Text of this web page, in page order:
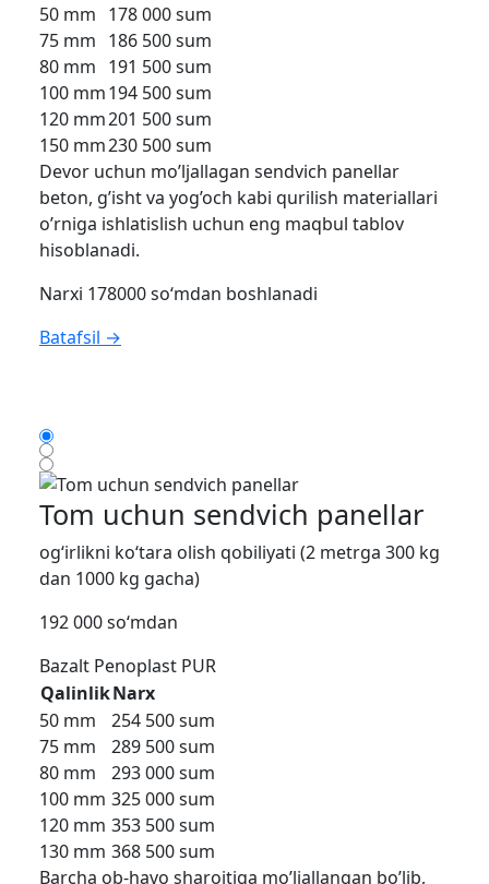
50 mm 178 000 sum
75 mm 186 500 sum
80 mm 191 500 sum
100 mm194 500 sum
120 mm201 500 sum
150 mm230 500 sum
Devor uchun mo’ljallagan sendvich panellar
beton, g’isht va yog’och kabi qurilish materiallari
o’rniga ishlatislish uchun eng maqbul tablov
hisoblanadi.
Narxi 178000 so‘mdan boshlanadi
Batafsil →
Tom uchun sendvich panellar
og‘irlikni ko‘tara olish qobiliyati (2 metrga 300 kg
dan 1000 kg gacha)
192 000 so‘mdan
Bazalt Penoplast PUR
QalinlikNarx
50 mm
254 500 sum
75 mm
289 500 sum
80 mm
293 000 sum
100 mm 325 000 sum
120 mm 353 500 sum
130 mm 368 500 sum
Barcha ob-havo sharoitiga mo’ljallangan bo’lib,